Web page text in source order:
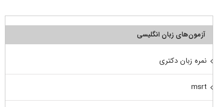
آزمون‌های زبان انگلیسی
نمره زبان دکتری
msrt